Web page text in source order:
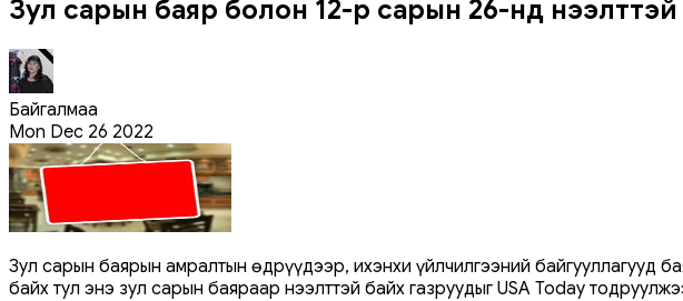
Зул сарын баяр болон 12-р сарын 26-нд нээлттэй
Байгалмаа
Mon Dec 26 2022
Зул сарын баярын амралтын өдрүүдээр, ихэнхи үйлчилгээний байгууллагууд
байх тул энэ зул сарын баяраар нээлттэй байх газруудыг USA Today